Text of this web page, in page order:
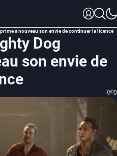
à nouveau son envie de continuer la licence
Dog
son envie de
0